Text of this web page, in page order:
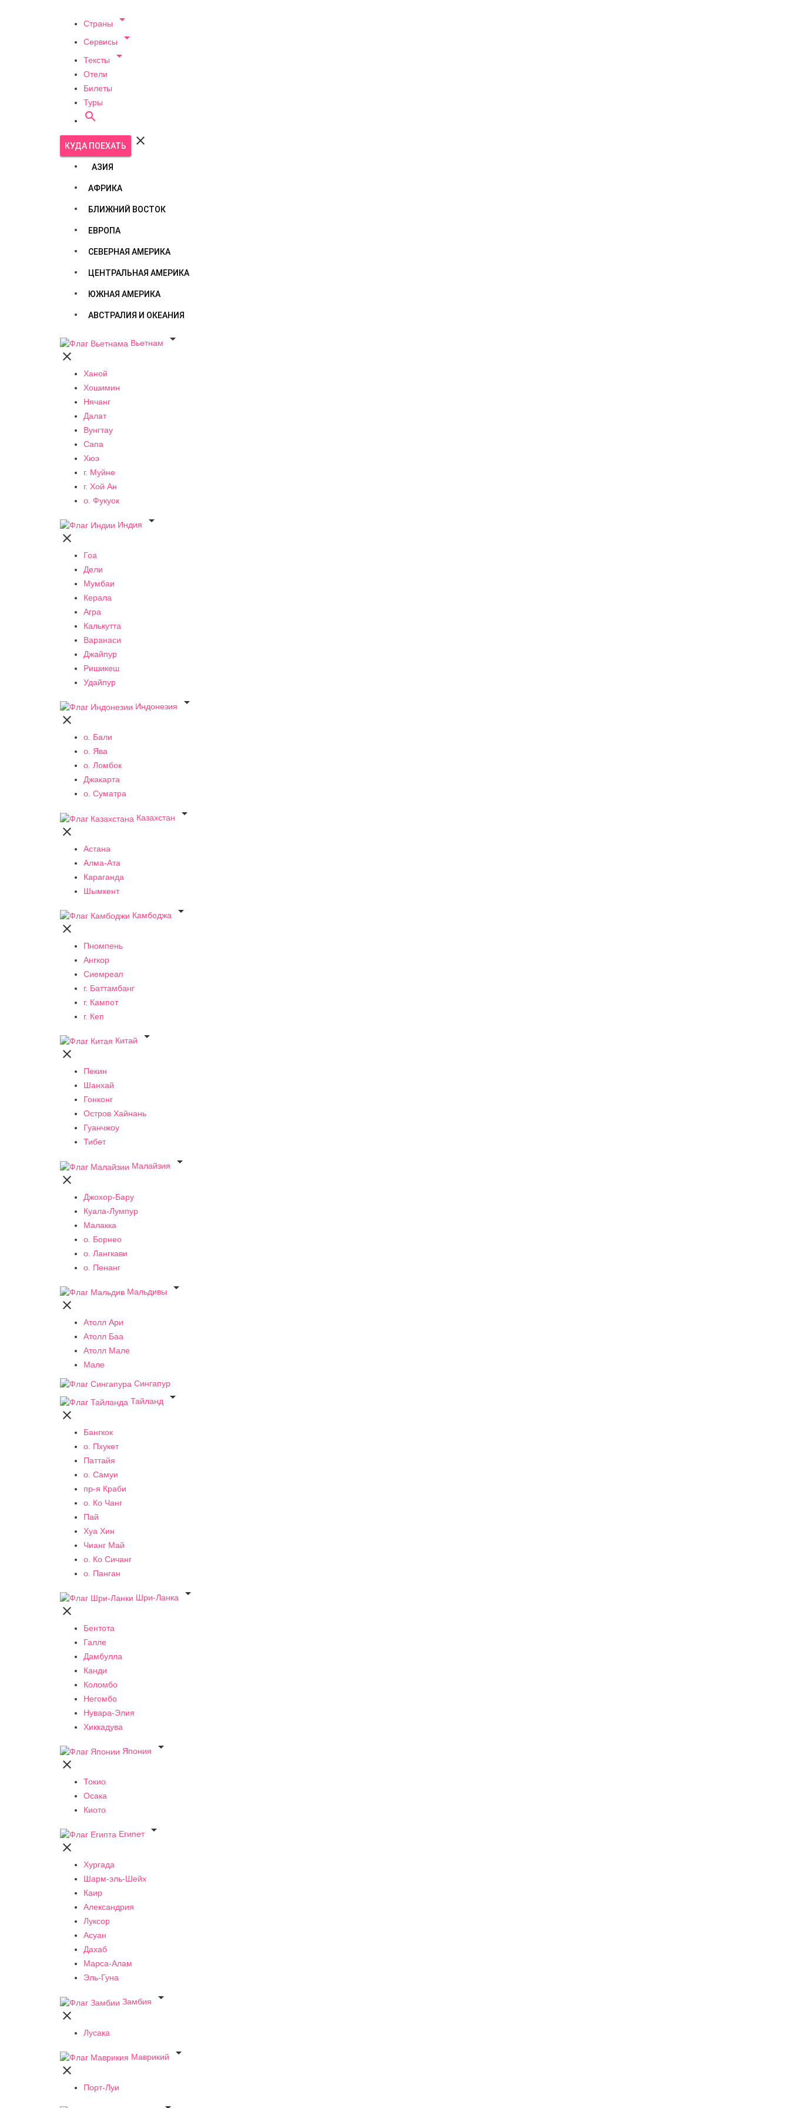
Страны 
Сервисы 
Тексты 
Отели
Билеты
Туры

КУДА ПОЕХАТЬ 
АЗИЯ
АФРИКА
БЛИЖНИЙ ВОСТОК
ЕВРОПА
СЕВЕРНАЯ АМЕРИКА
ЦЕНТРАЛЬНАЯ АМЕРИКА
ЮЖНАЯ АМЕРИКА
АВСТРАЛИЯ И ОКЕАНИЯ
Вьетнам


Ханой
Хошимин
Нячанг
Далат
Вунгтау
Сапа
Хюэ
г. Муйне
г. Хой Ан
о. Фукуок
Индия


Гоа
Дели
Мумбаи
Керала
Агра
Калькутта
Варанаси
Джайпур
Ришикеш
Удайпур
Индонезия


о. Бали
о. Ява
о. Ломбок
Джакарта
о. Суматра
Казахстан


Астана
Алма-Ата
Караганда
Шымкент
Камбоджа


Пномпень
Ангкор
Сиемреап
г. Баттамбанг
г. Кампот
г. Кеп
Китай


Пекин
Шанхай
Гонконг
Остров Хайнань
Гуанчжоу
Тибет
Малайзия


Джохор-Бару
Куала-Лумпур
Малакка
о. Борнео
о. Лангкави
о. Пенанг
Мальдивы


Атолл Ари
Атолл Баа
Атолл Мале
Мале
Сингапур
Тайланд


Бангкок
о. Пхукет
Паттайя
о. Самуи
пр-я Краби
о. Ко Чанг
Пай
Хуа Хин
Чианг Май
о. Ко Сичанг
о. Панган
Шри-Ланка


Бентота
Галле
Дамбулла
Канди
Коломбо
Негомбо
Нувара-Элия
Хиккадува
Япония


Токио
Осака
Киото
Египет


Хургада
Шарм-эль-Шейх
Каир
Александрия
Луксор
Асуан
Дахаб
Марса-Алам
Эль-Гуна
Замбия


Лусака
Маврикий


Порт-Луи